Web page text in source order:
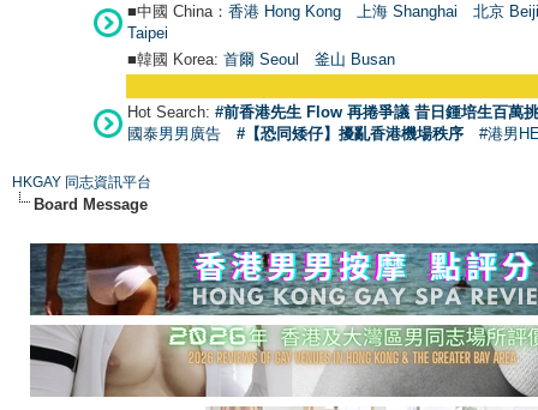
■中國 China： 香港 Hong Kong 上海 Shanghai
北京
Taipei
■韓國 Korea: 首爾 Seoul 釜山 Busan
Hot Search: #前香港先生 Flow 再捲爭議 昔日鍾培生百萬
國泰男男廣告
#【恐同矮仔】擾亂香港機場秩序 #港男
HKGAY 同志資訊平台
Board Message